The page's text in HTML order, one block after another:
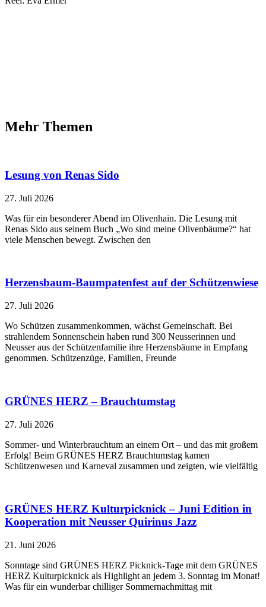
Mehr Themen
Lesung von Renas Sido
27. Juli 2026
Was für ein besonderer Abend im Olivenhain. Die Lesung mit
Renas Sido aus seinem Buch „Wo sind meine Olivenbäume?“ hat
viele Menschen bewegt. Zwischen den
Herzensbaum-Baumpatenfest auf der Schützenwiese
27. Juli 2026
Wo Schützen zusammenkommen, wächst Gemeinschaft. Bei
strahlendem Sonnenschein haben rund 300 Neusserinnen und
Neusser aus der Schützenfamilie ihre Herzensbäume in Empfang
genommen. Schützenzüge, Familien, Freunde
GRÜNES HERZ – Brauchtumstag
27. Juli 2026
Sommer- und Winterbrauchtum an einem Ort – und das mit großem
Erfolg! Beim GRÜNES HERZ Brauchtumstag kamen
Schützenwesen und Karneval zusammen und zeigten, wie vielfältig
GRÜNES HERZ Kulturpicknick – Juni Edition in
Kooperation mit Neusser Quirinus Jazz
21. Juni 2026
Sonntage sind GRÜNES HERZ Picknick-Tage mit dem GRÜNES
HERZ Kulturpicknick als Highlight an jedem 3. Sonntag im Monat!
Was für ein wunderbar chilliger Sommernachmittag mit